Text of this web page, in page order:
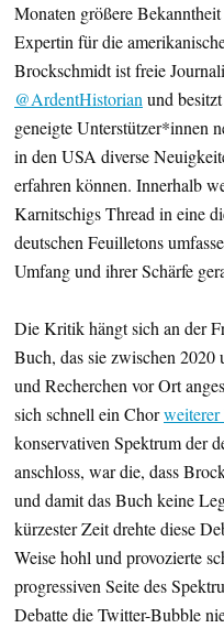
Monaten größere
Expertin für die
Brockschmidt ist freie
@ArdentHistorianund
geneigte Unterstützer*innen
in den USA diverse
erfahren können. Innerhalb
Karnitschigs Thread in eine
deutschen Feuilletons
Umfang und ihrer Schärfe
Die Kritik hängt sich an der
Buch, das sie zwischen
und Recherchen vor Ort
sich schnell ein Chor
konservativen Spektrum der
anschloss, war die, dass
und damit das Buch keine
kürzester Zeit drehte diese
Weise hohl und provozierte
progressiven Seite des
Debatte die Twitter-Bubble